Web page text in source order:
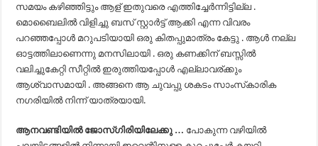
സമയം കഴിഞ്ഞിട്ടും ആള് ഇതുവരെ എത്തിച്ചേർന്നിട്ടില്ല .
മൊബൈലിൽ വിളിച്ചു ബസ് സ്റ്റാർട്ട് ആക്കി എന്ന വിവരം
പറഞ്ഞപ്പോൾ മറുപടിയായി ഒരു കിതപ്പുമാത്രം കേട്ടു . ആൾ നല്ല
ഓട്ടത്തിലാണെന്നു മനസിലായി . ഒരു കണക്കിന് ബസ്സിൽ
വലിച്ചുകേറ്റി സീറ്റിൽ ഇരുത്തിയപ്പോൾ എല്ലാവര്ക്കും
ആശ്വാസമായി . അങ്ങനെ ആ ചുവപ്പു ശകടം സാംസ്‌കാരിക
നഗരിയിൽ നിന്ന് യാത്രയായി.
ആനവണ്ടിയിൽ ജോസ്‌ഗിരിയിലേക്കു … പോകുന്ന വഴിയിൽ